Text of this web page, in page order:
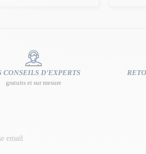
CONSEILS D'EXPERTS
gratuits et sur mesure